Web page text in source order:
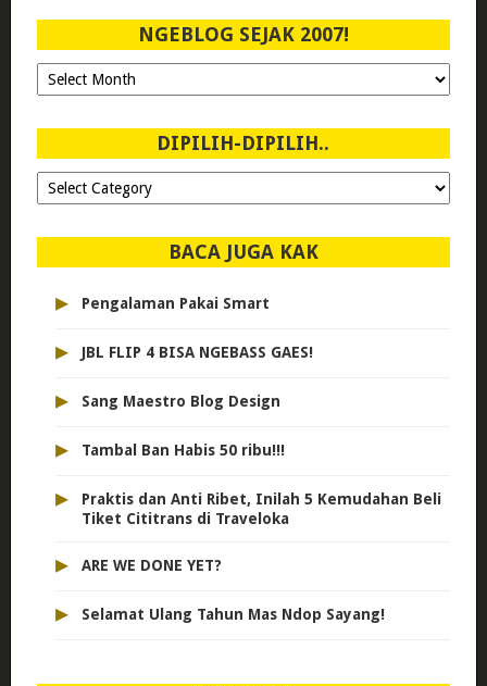
NGEBLOG SEJAK 2007!
Ngeblog
Sejak
DIPILIH-DIPILIH..
Dipilih-
dipilih..
BACA JUGA KAK
▸ Pengalaman Pakai Smart
▸ JBL FLIP 4 BISA NGEBASS GAES!
▸ Sang Maestro Blog Design
▸ Tambal Ban Habis 50 ribu!!!
▸
Praktis dan Anti Ribet, Inilah 5 Kemudahan Beli
Tiket Cititrans di Traveloka
▸ ARE WE DONE YET?
▸ Selamat Ulang Tahun Mas Ndop Sayang!